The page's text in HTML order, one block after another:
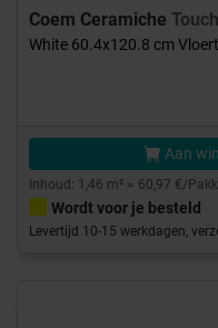
Coem Ceramiche
White 60.4x120.8 cm
Aan
Inhoud: 1,46 m² = 60,97 €/
Wordt voor je besteld
Levertijd 10-15 werkdagen,